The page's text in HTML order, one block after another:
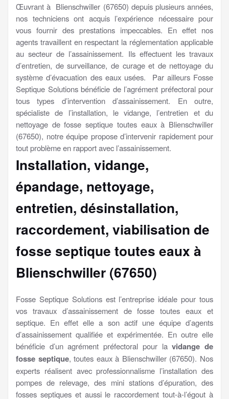
Œuvrant à Blienschwiller (67650) depuis plusieurs années,
nos techniciens ont acquis l’expérience nécessaire pour
vous fournir des prestations impeccables. En effet nos
agents travaillent en respectant la réglementation applicable
au secteur de l’assainissement. Ils effectuent les travaux
d’entretien, de surveillance, de curage et de nettoyage du
système d’évacuation des eaux usées. Par ailleurs Fosse
Septique Solutions bénéficie de l’agrément préfectoral pour
tous types d’intervention d’assainissement. En outre,
spécialiste de l’installation, le vidange, l’entretien et du
nettoyage de fosse septique toutes eaux à Blienschwiller
(67650), notre équipe propose d’intervenir rapidement pour
tout problème en rapport avec l’assainissement.
Installation, vidange,
épandage, nettoyage,
entretien, désinstallation,
raccordement, viabilisation de
fosse septique toutes eaux à
Blienschwiller (67650)
Fosse Septique Solutions est l’entreprise idéale pour tous
vos travaux d’assainissement de fosse toutes eaux et
septique. En effet elle a son actif une équipe d’agents
d’assainissement qualifiée et expérimentée. En outre elle
bénéficie d’un agrément préfectoral pour lavidange de
fosse septique, toutes eaux à Blienschwiller (67650). Nos
experts réalisent avec professionnalisme l’installation des
pompes de relevage, des mini stations d’épuration, des
fosses septiques et aussi le raccordement tout-à-l’égout à